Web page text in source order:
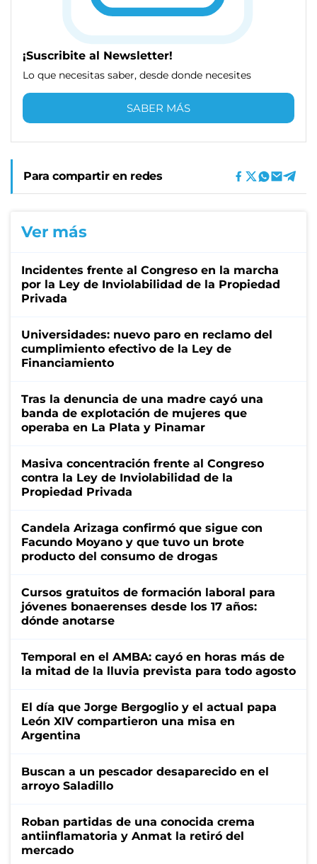
¡Suscribite al Newsletter!
Lo que necesitas saber, desde donde necesites
SABER MÁS
Para compartir en redes
Ver más
Incidentes frente al Congreso en la marcha
por la Ley de Inviolabilidad de la Propiedad
Privada
Universidades: nuevo paro en reclamo del
cumplimiento efectivo de la Ley de
Financiamiento
Tras la denuncia de una madre cayó una
banda de explotación de mujeres que
operaba en La Plata y Pinamar
Masiva concentración frente al Congreso
contra la Ley de Inviolabilidad de la
Propiedad Privada
Candela Arizaga confirmó que sigue con
Facundo Moyano y que tuvo un brote
producto del consumo de drogas
Cursos gratuitos de formación laboral para
jóvenes bonaerenses desde los 17 años:
dónde anotarse
Temporal en el AMBA: cayó en horas más de
la mitad de la lluvia prevista para todo agosto
El día que Jorge Bergoglio y el actual papa
León XIV compartieron una misa en
Argentina
Buscan a un pescador desaparecido en el
arroyo Saladillo
Roban partidas de una conocida crema
antiinflamatoria y Anmat la retiró del
mercado